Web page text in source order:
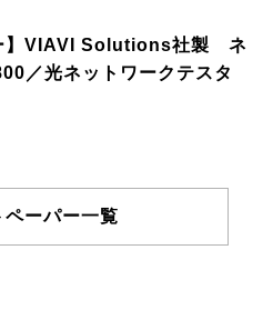
】VIAVI Solutions社製 ネ
／光ネットワークテスタ
ペーパー一覧